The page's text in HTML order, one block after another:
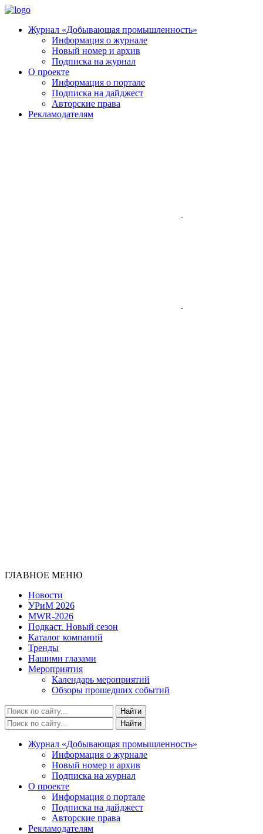
Журнал «Добывающая промышленность»
Информация о журнале
Новый номер и архив
Подписка на журнал
О проекте
Информация о портале
Подписка на дайджест
Авторские права
Рекламодателям
ГЛАВНОЕ МЕНЮ
Новости
УРиМ 2026
MWR-2026
Подкаст. Новый сезон
Каталог компаний
Тренды
Нашими глазами
Мероприятия
Календарь мероприятий
Обзоры прошедших событий
Журнал «Добывающая промышленность»
Информация о журнале
Новый номер и архив
Подписка на журнал
О проекте
Информация о портале
Подписка на дайджест
Авторские права
Рекламодателям